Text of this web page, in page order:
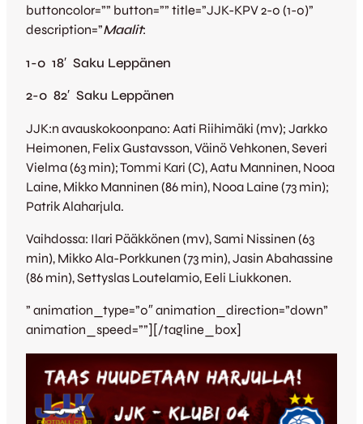
buttoncolor=”” button=”” title=”JJK-KPV 2-0 (1-0)”
description=”Maalit:
1-0 18′ Saku Leppänen
2-0 82′ Saku Leppänen
JJK:n avauskokoonpano: Aati Riihimäki (mv); Jarkko
Heimonen, Felix Gustavsson, Väinö Vehkonen, Severi
Vielma (63 min); Tommi Kari (C), Aatu Manninen, Nooa
Laine, Mikko Manninen (86 min), Nooa Laine (73 min);
Patrik Alaharjula.
Vaihdossa: Ilari Pääkkönen (mv), Sami Nissinen (63
min), Mikko Ala-Porkkunen (73 min), Jasin Abahassine
(86 min), Settyslas Loutelamio, Eeli Liukkonen.
” animation_type=”0″ animation_direction=”down”
animation_speed=””][/tagline_box]